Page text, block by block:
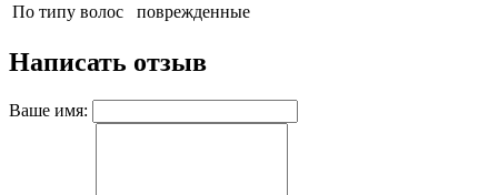
По типу волос
поврежденные
Написать отзыв
Ваше имя: